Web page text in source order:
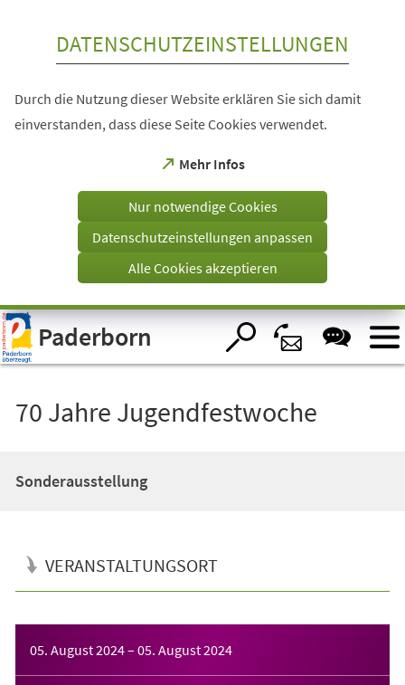
Visuelle
Assistenzsoftware
öffnen.
DATENSCHUTZEINSTELLUNGEN
Durch die Nutzung dieser Website erklären Sie sich damit
einverstanden, dass diese Seite Cookies verwendet.
Mehr Infos
(Öffnet
einem
Tab)
Nur notwendige Cookies
Datenschutzeinstellungen anpassen
Alle Cookies akzeptieren
Paderborn
70 Jahre Jugendfestwoche
Sonderausstellung
VERANSTALTUNGSORT
05. August 2024– 05. August 2024